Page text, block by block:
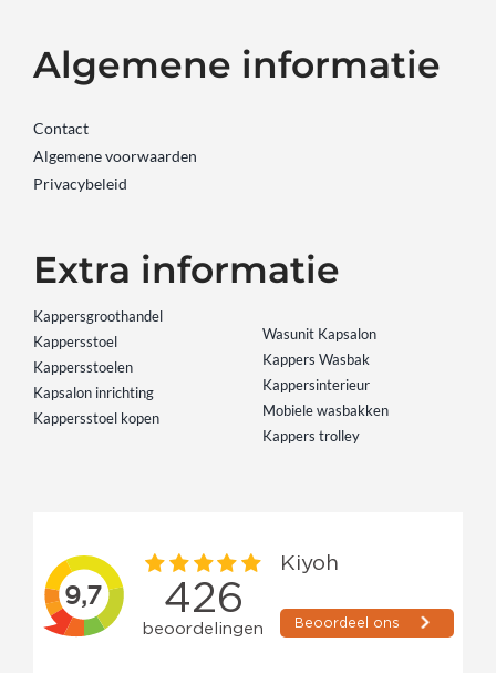
Algemene informatie
Contact
Algemene voorwaarden
Privacybeleid
Extra informatie
Kappersgroothandel
Kappersstoel
Kappersstoelen
Kapsalon inrichting
Kappersstoel kopen
Wasunit Kapsalon
Kappers Wasbak
Kappersinterieur
Mobiele wasbakken
Kappers trolley